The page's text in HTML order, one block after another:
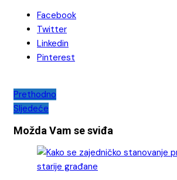
Facebook
Twitter
Linkedin
Pinterest
Navigacija
objava
Prethodno
Sljedeće
Možda Vam se sviđa